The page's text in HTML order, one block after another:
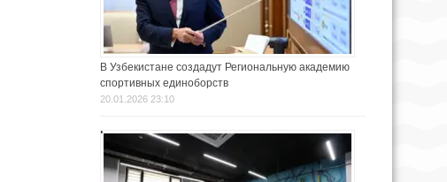
В Узбекистане создадут Региональную академию
спортивных единоборств
20.01.2026 23:10